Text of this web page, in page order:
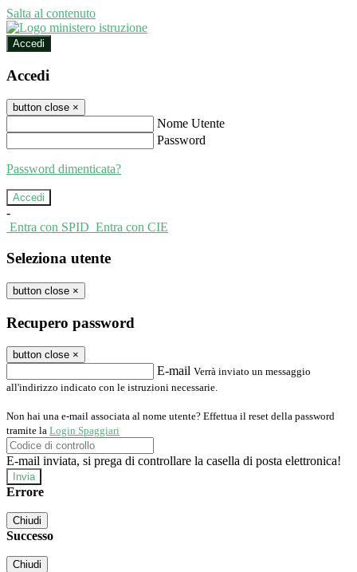
Salta al contenuto
Accedi
Accedi
button close ×
Nome Utente
Password
Password dimenticata?
-
Entra con SPID Entra con CIE
Seleziona utente
button close ×
Recupero password
button close ×
E-mail Verrà inviato un messaggio
all'indirizzo indicato con le istruzioni necessarie.
Non hai una e-mail associata al nome utente? Effettua il reset della password
tramite la Login Spaggiari
E-mail inviata, si prega di controllare la casella di posta elettronica!
Errore
Chiudi
Successo
Chiudi